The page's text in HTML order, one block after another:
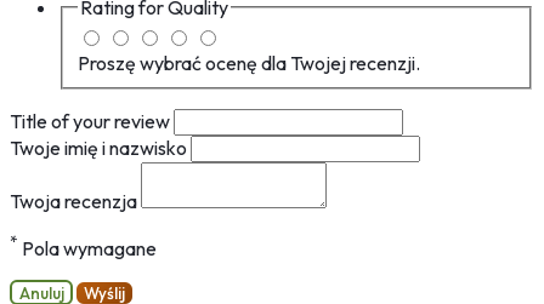
Rating forQuality
Proszę wybrać ocenę dla Twojej recenzji.
Title of your review
Twoje imię i nazwisko
Twoja recenzja
* Pola wymagane
Anuluj Wyślij